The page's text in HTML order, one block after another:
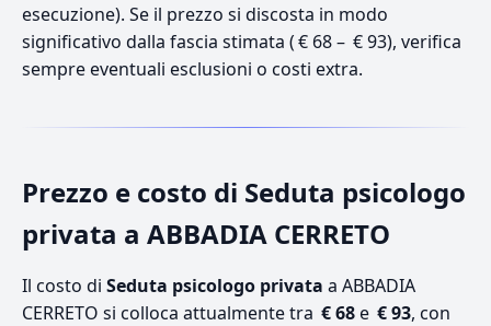
esecuzione). Se il prezzo si discosta in modo
significativo dalla fascia stimata ( € 68 – € 93), verifica
sempre eventuali esclusioni o costi extra.
Prezzo e costo di Seduta psicologo
privata a ABBADIA CERRETO
Il costo di Seduta psicologo privata a ABBADIA
CERRETO si colloca attualmente tra € 68e € 93, con